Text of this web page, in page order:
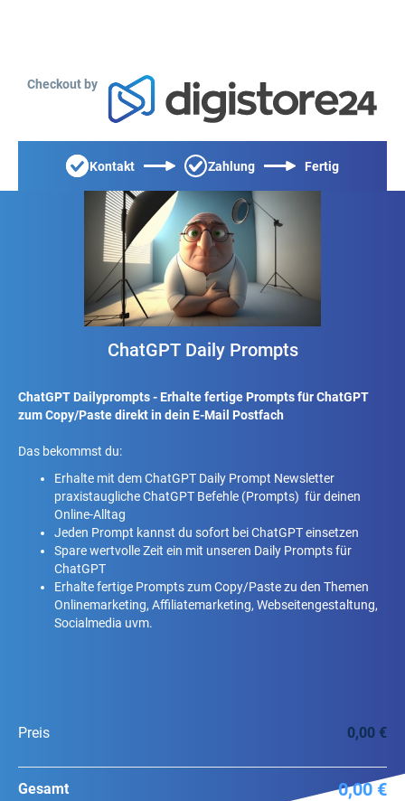
Checkout by
Kontakt Zahlung Fertig
ChatGPT Daily Prompts
ChatGPT Dailyprompts - Erhalte fertige Prompts für ChatGPT
zum Copy/Paste direkt in dein E-Mail Postfach
Das bekommst du:
Erhalte mit dem ChatGPT Daily Prompt Newsletter
praxistaugliche ChatGPT Befehle (Prompts) für deinen
Online-Alltag
Jeden Prompt kannst du sofort bei ChatGPT einsetzen
Spare wertvolle Zeit ein mit unseren Daily Prompts für
ChatGPT
Erhalte fertige Prompts zum Copy/Paste zu den Themen
Onlinemarketing, Affiliatemarketing, Webseitengestaltung,
Socialmedia uvm.
Preis 0,00 €
Gesamt 0,00 €